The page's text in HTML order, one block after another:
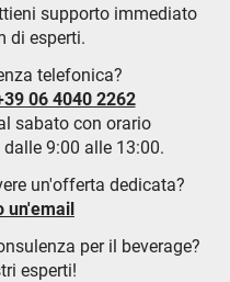
supporto immediato
di esperti.
telefonica?
06 4040 2262
sabato con orario
9:00 alle 13:00.
un'offerta dedicata?
un'email
per il beverage?
esperti!